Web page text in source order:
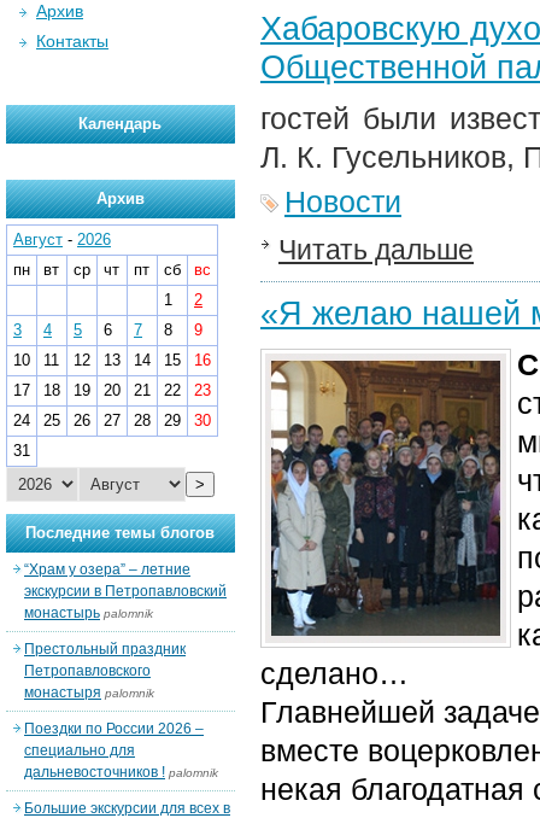
Хабаровскую
Общественной
гостей были
Л. К. Гусельников,
Новости
Читать дальше
«Я желаю нашей
сделано…
Главнейшей
вместе
некая
Архив
Контакты
Календарь
Архив
Август - 2026
пн
вт ср чт пт сб
вс
1
2
3
4 5 6 7 8
9
10
11 12 13 14 15
16
17
18 19 20 21 22
23
24
25 26 27 28 29
30
31
>
Последние темы блогов
“Храм у озера” – летние
экскурсии в Петропавловский
монастырь palomnik
Престольный праздник
Петропавловского
монастыря palomnik
Поездки по России 2026 –
специально для
дальневосточников ! palomnik
Большие экскурсии для всех в